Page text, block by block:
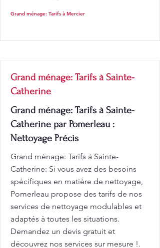
Grand ménage: Tarifs à Mercier
Grand ménage: Tarifs à Sainte-
Catherine
Grand ménage: Tarifs à Sainte-
Catherine par Pomerleau :
Nettoyage Précis
Grand ménage: Tarifs à Sainte-
Catherine: Si vous avez des besoins
spécifiques en matière de nettoyage,
Pomerleau propose des tarifs de nos
services de nettoyage modulables et
adaptés à toutes les situations.
Demandez un devis gratuit et
découvrez nos services sur mesure !.